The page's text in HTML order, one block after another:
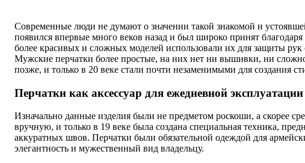
Современные люди не думают о значении такой знакомой и
появился впервые много веков назад и был широко принят
более красивых и сложных моделей использовали их для защиты
Мужские перчатки более простые, на них нет ни вышивки, ни
позже, и только в 20 веке стали почти незаменимыми для создания
Перчатки как аксессуар для ежедневной
Изначально данные изделия были не предметом роскоши, а скорее
вручную, и только в 19 веке была создана специальная техника,
аккуратных швов. Перчатки были обязательной одеждой для
элегантность и мужественный вид владельцу.